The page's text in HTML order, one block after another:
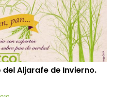
Aljarafe de Invierno.